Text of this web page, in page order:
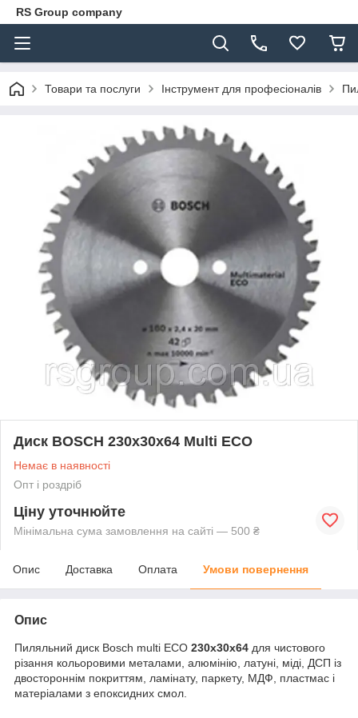
RS Group company
Товари та послуги Інструмент для професіоналів
Диск BOSCH 230x30x64 Multi ECO
Немає в наявності
Опт і роздріб
Ціну уточнюйте
Мінімальна сума замовлення на сайті — 500 ₴
Опис Доставка Оплата Умови повернення
Опис
Пиляльний диск Bosch multi ECO 230x30x64 для чистового
різання кольоровими металами, алюмінію, латуні, міді, ДСП із
двостороннім покриттям, ламінату, паркету, МДФ, пластмас і
матеріалами з епоксидних смол.